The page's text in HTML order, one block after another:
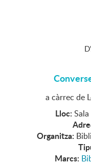
D'
a càrrec de
Lloc:
Organitza:
Marcs: